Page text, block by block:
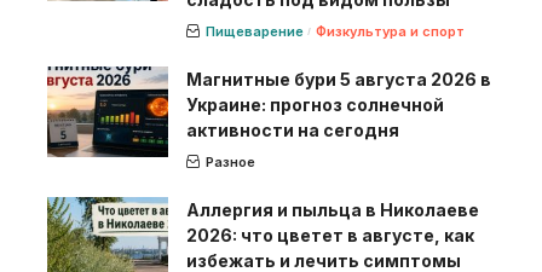
Пищеварение Физкультура и спорт
Магнитные бури 5 августа 2026 в
Украине: прогноз солнечной
активности на сегодня
Разное
Аллергия и пыльца в Николаеве
2026: что цветет в августе, как
избежать и лечить симптомы